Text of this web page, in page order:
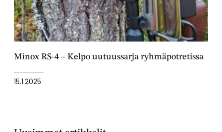
Minox RS-4 – Kelpo uutuussarja ryhmäpotretissa
15.1.2025